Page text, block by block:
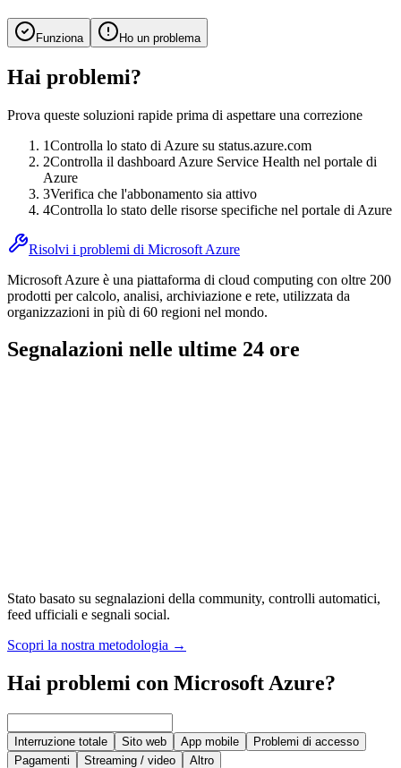
Funziona Ho un problema
Hai problemi?
Prova queste soluzioni rapide prima di aspettare una correzione
1Controlla lo stato di Azure su status.azure.com
2Controlla il dashboard Azure Service Health nel portale di
Azure
3Verifica che l'abbonamento sia attivo
4Controlla lo stato delle risorse specifiche nel portale di Azure
Risolvi i problemi di Microsoft Azure
Microsoft Azure è una piattaforma di cloud computing con oltre 200
prodotti per calcolo, analisi, archiviazione e rete, utilizzata da
organizzazioni in più di 60 regioni nel mondo.
Segnalazioni nelle ultime 24 ore
Stato basato su segnalazioni della community, controlli automatici,
feed ufficiali e segnali social.
Scopri la nostra metodologia →
Hai problemi con Microsoft Azure?
Interruzione totale Sito web App mobile
Problemi di accesso
Pagamenti
Streaming / video
Altro